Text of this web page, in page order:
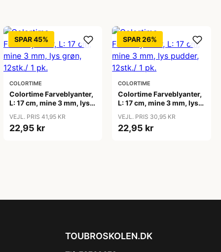
SPAR 45%
COLORTIME
Colortime Farveblyanter,
L: 17 cm, mine 3 mm, lys
VEJL. PRIS 41,95 KR
22,95 kr
SPAR 26%
COLORTIME
Colortime Farveblyanter,
L: 17 cm, mine 3 mm, lys
VEJL. PRIS 30,95 KR
22,95 kr
TOUBROSKOLEN.DK